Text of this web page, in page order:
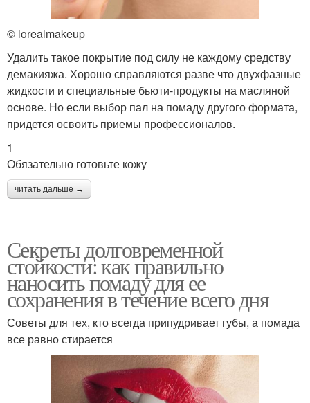
© lorealmakeup
Удалить такое покрытие под силу не каждому средству
демакияжа. Хорошо справляются разве что двухфазные
жидкости и специальные бьюти-продукты на масляной
основе. Но если выбор пал на помаду другого формата,
придется освоить приемы профессионалов.
1
Обязательно готовьте кожу
читать дальше →
Секреты долговременной
стойкости: как правильно
наносить помаду для ее
сохранения в течение всего дня
Советы для тех, кто всегда припудривает губы, а помада
все равно стирается